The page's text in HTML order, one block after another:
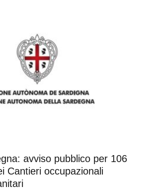
avviso pubblico per 106
Cantieri occupazionali